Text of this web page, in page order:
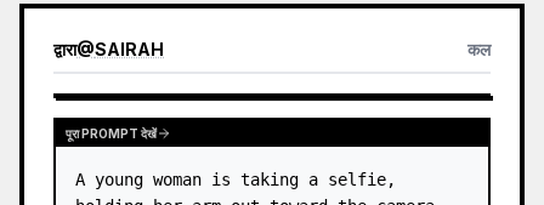
द्वारा@SAIRAH कल
पूरा PROMPT देखें
A young woman is taking a selfie,